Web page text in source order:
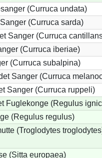
(Curruca undata)
(Curruca sarda)
Sanger (Curruca
(Curruca iberiae)
(Curruca subalpina)
Sanger (Curruca
Sanger (Curruca ruppeli)
Fuglekonge (Regulus
(Regulus regulus)
(Troglodytes
(Sitta europaea)